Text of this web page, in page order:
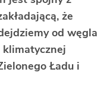
że
od węgla
Ładu i